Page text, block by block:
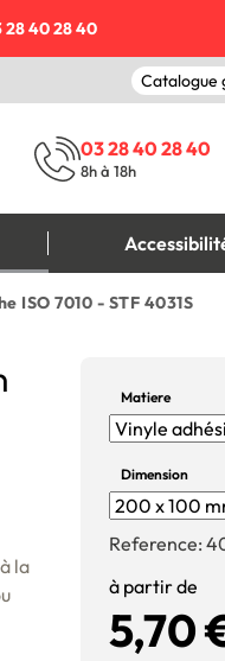
28 40 28 40
Catalogue
03 28 40 28 40
8h à 18h
ISO 7010 - STF 4031S
la
Matiere
Dimension
Reference:
à partir de
5,70